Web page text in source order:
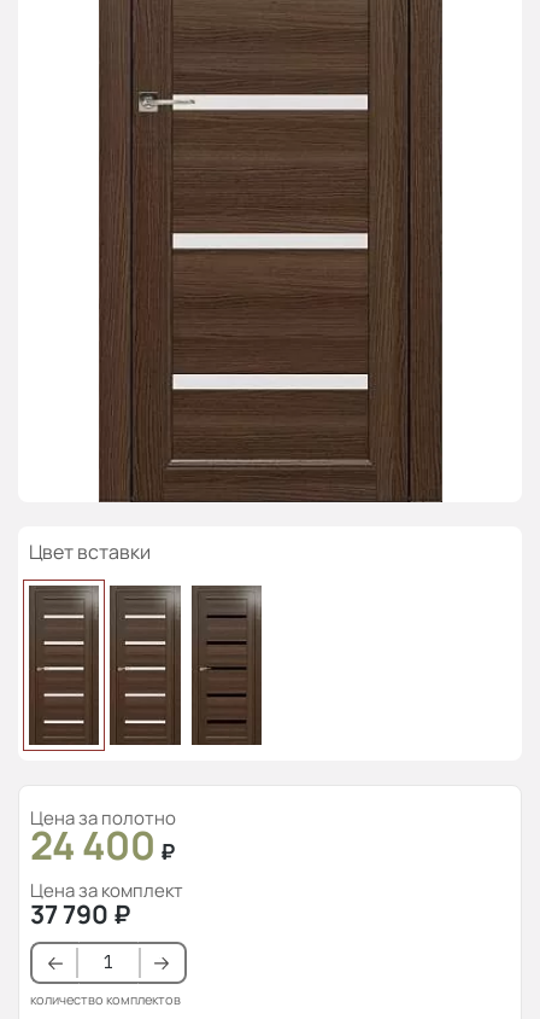
Цвет вставки
Цена за полотно
24 400 ₽
Цена за комплект
37 790 ₽
количество комплектов